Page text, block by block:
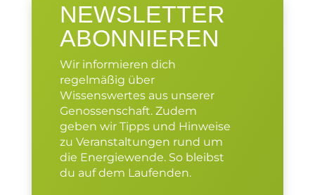
NEWSLETTER
ABONNIEREN
Wir informieren dich
regelmäßig über
Wissenswertes aus unserer
Genossenschaft. Zudem
geben wir Tipps und Hinweise
zu Veranstaltungen rund um
die Energiewende. So bleibst
du auf dem Laufenden.